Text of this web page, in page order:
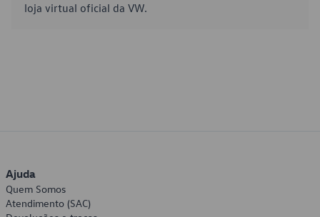
loja virtual oficial da VW.
Ajuda
Quem Somos
Atendimento (SAC)